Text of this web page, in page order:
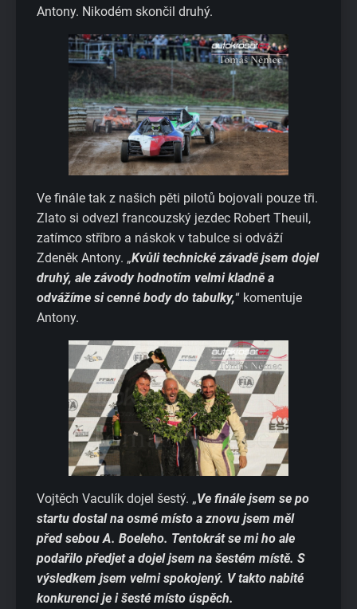
Antony. Nikodém skončil druhý.
Ve finále tak z našich pěti pilotů bojovali pouze tři.
Zlato si odvezl francouzský jezdec Robert Theuil,
zatímco stříbro a náskok v tabulce si odváží
Zdeněk Antony. „Kvůli technické závadě jsem dojel
druhý, ale závody hodnotím velmi kladně a
odvážíme si cenné body do tabulky,“ komentuje
Antony.
Vojtěch Vaculík dojel šestý. „Ve finále jsem se po
startu dostal na osmé místo a znovu jsem měl
před sebou A. Boeleho. Tentokrát se mi ho ale
podařilo předjet a dojel jsem na šestém místě. S
výsledkem jsem velmi spokojený. V takto nabité
konkurenci je i šesté místo úspěch.